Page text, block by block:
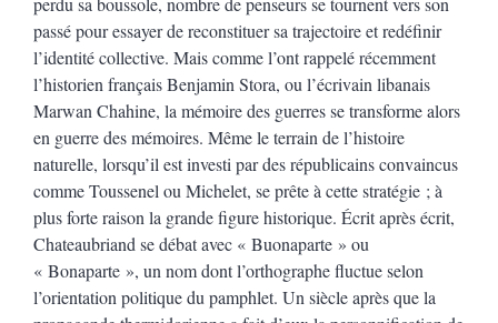
passé pour essayer de reconstituer sa trajectoire et redéfinir
l’identité collective. Mais comme l’ont rappelé récemment
l’historien français Benjamin Stora, ou l’écrivain libanais
Marwan Chahine, la mémoire des guerres se transforme alors
en guerre des mémoires. Même le terrain de l’histoire
naturelle, lorsqu’il est investi par des républicains convaincus
comme Toussenel ou Michelet, se prête à cette stratégie ; à
plus forte raison la grande figure historique. Écrit après écrit,
Chateaubriand se débat avec « Buonaparte » ou
« Bonaparte », un nom dont l’orthographe fluctue selon
l’orientation politique du pamphlet. Un siècle après que la